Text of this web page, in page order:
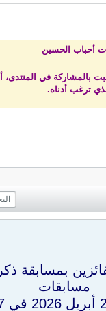
أحباب الحسين
بالمشاركة في المنتدى،
ترغب أدناه.
بمسابقة
مسابقات